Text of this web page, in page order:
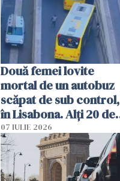
Două femei lovite
mortal de un autobuz
scăpat de sub control,
în Lisabona. Alți 20 de
oameni sunt răniți
07 IULIE 2026